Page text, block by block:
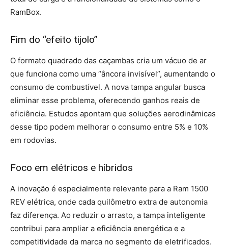
RamBox.
Fim do “efeito tijolo”
O formato quadrado das caçambas cria um vácuo de ar
que funciona como uma “âncora invisível”, aumentando o
consumo de combustível. A nova tampa angular busca
eliminar esse problema, oferecendo ganhos reais de
eficiência. Estudos apontam que soluções aerodinâmicas
desse tipo podem melhorar o consumo entre 5% e 10%
em rodovias.
Foco em elétricos e híbridos
A inovação é especialmente relevante para a Ram 1500
REV elétrica, onde cada quilômetro extra de autonomia
faz diferença. Ao reduzir o arrasto, a tampa inteligente
contribui para ampliar a eficiência energética e a
competitividade da marca no segmento de eletrificados.